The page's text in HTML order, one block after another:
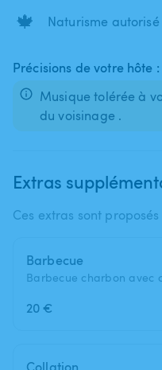
🍁 Naturisme autorisé
Précisions de votre hôte :
Musique tolérée à
du voisinage .
Extras
Ces extras sont
Barbecue
Barbecue charbon avec
20 €